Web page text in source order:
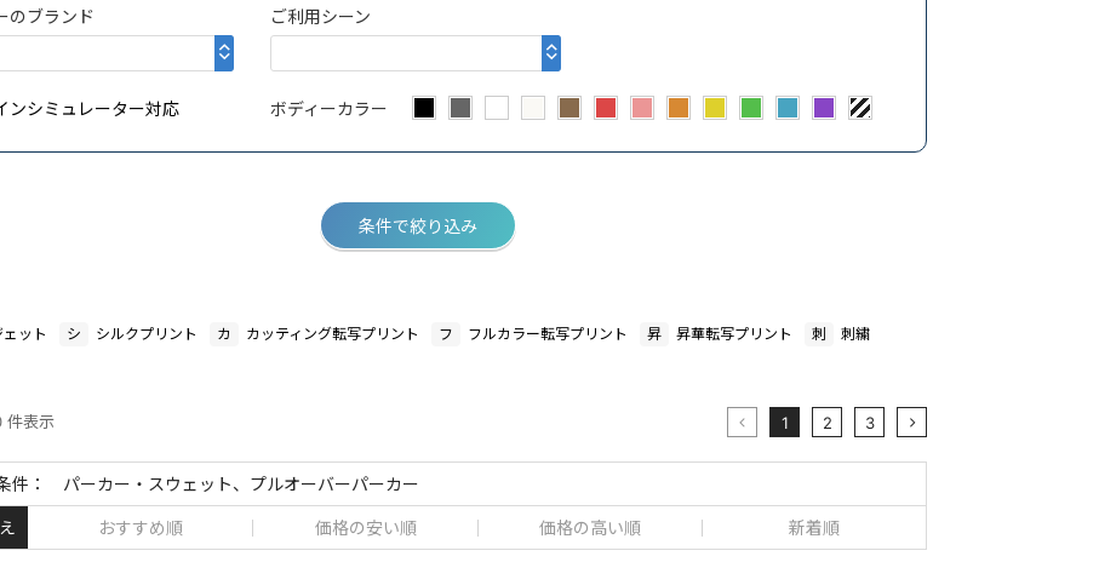
のブランド ご利用シーン
ンシミュレーター対応 ボディーカラー
条件で絞り込み
ット シ シルクプリント カ カッティング転写プリント フ フルカラー転写プリント 昇 昇華転写プリント 刺 刺繍
件表示 1 2 3
件： パーカー・スウェット、プルオーバーパーカー
おすすめ順 価格の安い順 価格の高い順 新着順